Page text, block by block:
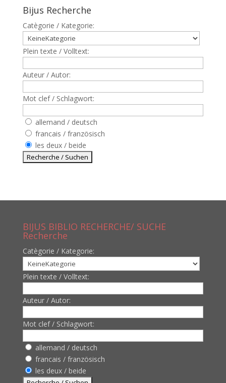
Bijus Recherche
Catègorie / Kategorie:
Plein texte / Volltext:
Auteur / Autor:
Mot clef / Schlagwort:
allemand / deutsch
francais / französisch
les deux / beide
BIJUS BIBLIO RECHERCHE/ SUCHE
Recherche
Catègorie / Kategorie:
Plein texte / Volltext:
Auteur / Autor:
Mot clef / Schlagwort:
allemand / deutsch
francais / französisch
les deux / beide